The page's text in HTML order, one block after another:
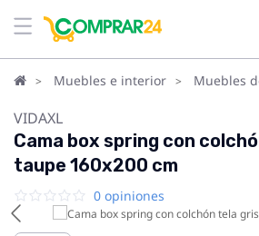
Muebles e interior Muebles
VIDAXL
Cama box spring con
taupe 160x200 cm
0 opiniones